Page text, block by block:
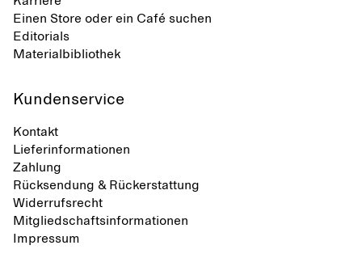
Einen Store oder ein Café suchen
Editorials
Materialbibliothek
Kundenservice
Kontakt
Lieferinformationen
Zahlung
Rücksendung & Rückerstattung
Widerrufsrecht
Mitgliedschaftsinformationen
Impressum